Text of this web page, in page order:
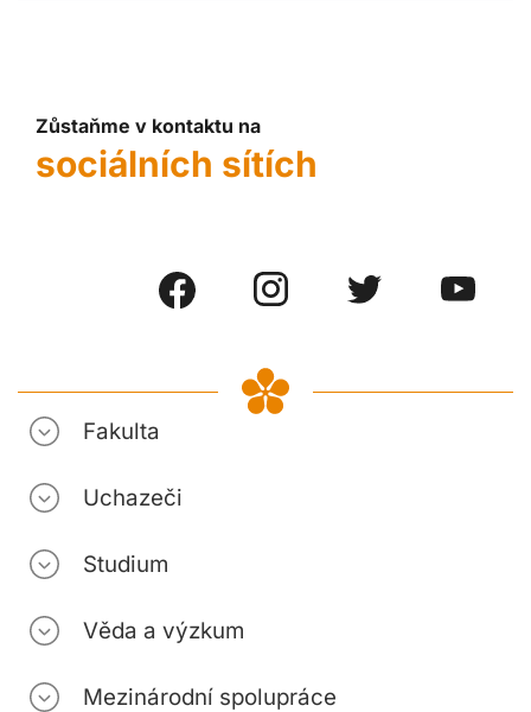
Zůstaňme v kontaktu na
sociálních sítích
Fakulta
Uchazeči
Studium
Věda a výzkum
Mezinárodní spolupráce